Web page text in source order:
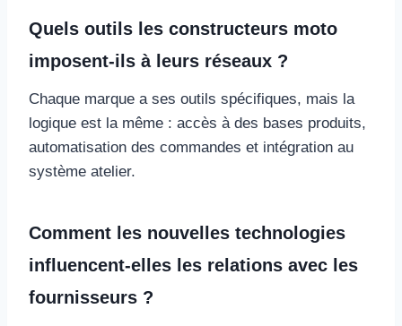
Quels outils les constructeurs moto
imposent-ils à leurs réseaux ?
Chaque marque a ses outils spécifiques, mais la
logique est la même : accès à des bases produits,
automatisation des commandes et intégration au
système atelier.
Comment les nouvelles technologies
influencent-elles les relations avec les
fournisseurs ?